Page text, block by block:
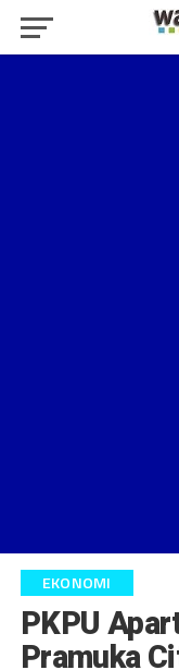
EKONOMI
PKPU
Pramuka